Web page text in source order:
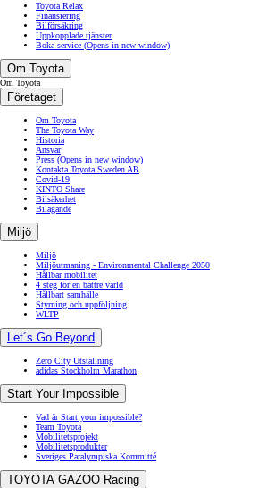
Toyota Relax
Finansiering
Bilförsäkring
Uppkopplade tjänster
Boka service (Opens in new window)
Om Toyota
Om Toyota
Företaget
Om Toyota
The Toyota Way
Historia
Ansvar
Press (Opens in new window)
Kontakta Toyota Sweden AB
Covid-19
KINTO Share
Bilsäkerhet
Bilägande
Miljö
Miljö
Miljöutmaning - Environmental Challenge 2050
Hållbar mobilitet
4 steg för en bättre värld
Hållbart samhälle
Styrning och uppföljning
WLTP
Let´s Go Beyond
Zero City Utställning
adidas Stockholm Marathon
Start Your Impossible
Vad är Start your impossible?
Team Toyota
Mobilitetsprojekt
Mobilitetsprodukter
Sveriges Paralympiska Kommitté
TOYOTA GAZOO Racing